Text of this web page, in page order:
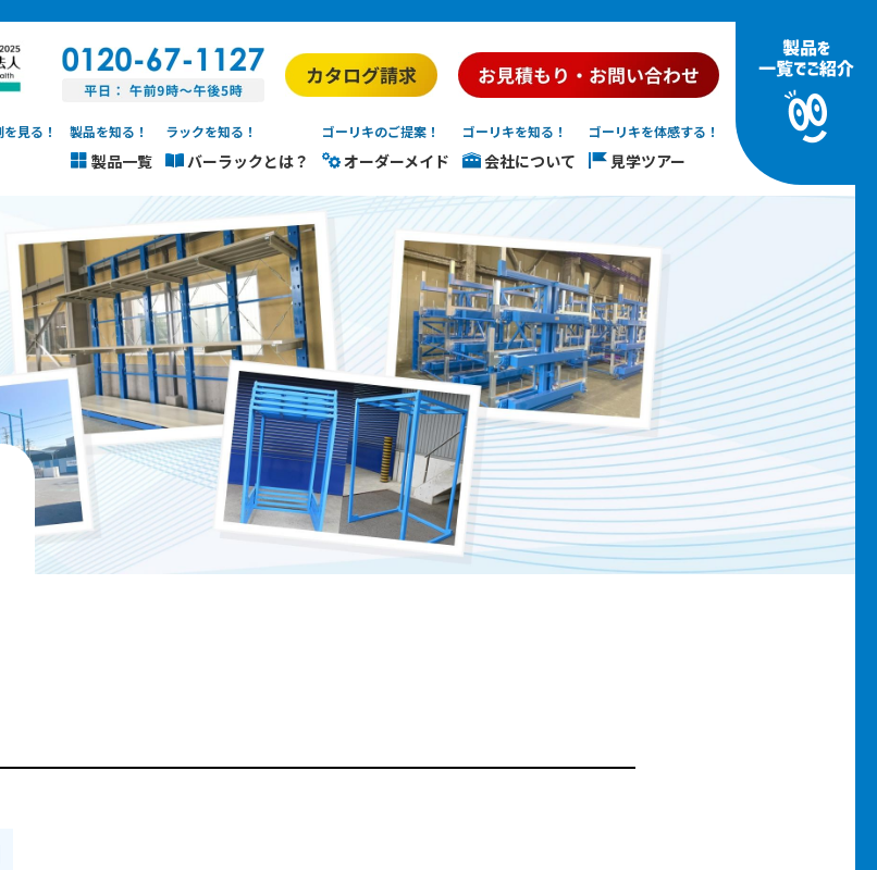
見る！ 製品を知る！
製品一覧
ラックを知る！
バーラックとは？
ゴーリキのご提案！
オーダーメイド
ゴーリキを知る！
会社について
ゴーリキを体感する！
見学ツアー